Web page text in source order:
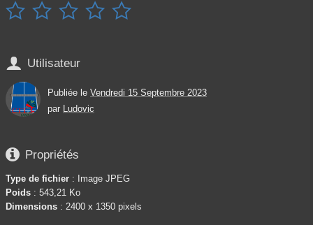
    
 Utilisateur
Publiée le Vendredi 15 Septembre 2023
par Ludovic
 Propriétés
Type de fichier : Image JPEG
Poids : 543,21 Ko
Dimensions : 2400 x 1350 pixels